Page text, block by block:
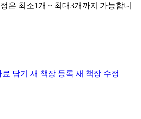
은 최소1개 ~ 최대3개까지 가능합니
담기 새 책장 등록 새 책장 수정